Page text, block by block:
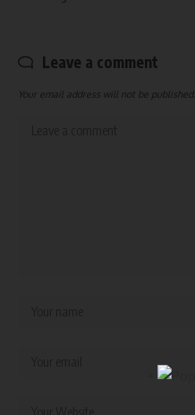
Leave a comment
Your email address will not be published.